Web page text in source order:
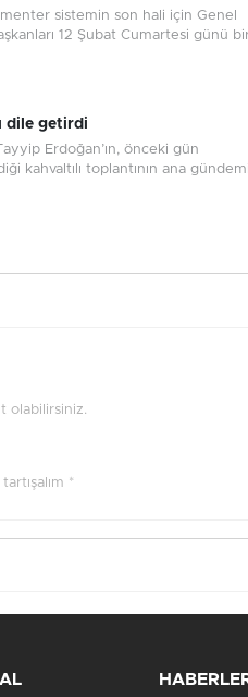
sistemin son hali için Genel
12 Şubat Cumartesi günü
dile getirdi
Erdoğan’ın, önceki gün
kahvaltılı toplantının ana gündemi
olabilirsiniz.
*